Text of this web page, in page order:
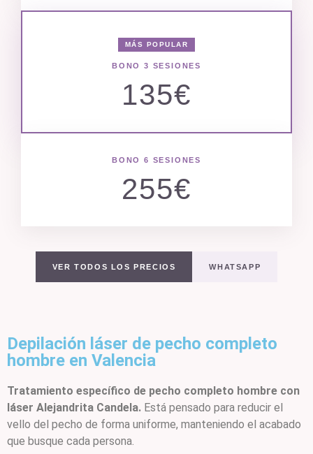
MÁS POPULAR
BONO 3 SESIONES
135€
BONO 6 SESIONES
255€
VER TODOS LOS PRECIOS WHATSAPP
Depilación láser de pecho completo
hombre en Valencia
Tratamiento específico de pecho completo hombre con
láser Alejandrita Candela. Está pensado para reducir el
vello del pecho de forma uniforme, manteniendo el acabado
que busque cada persona.